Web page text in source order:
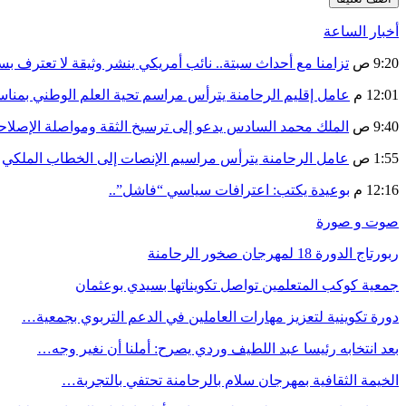
أخبار الساعة
9:20 ص تزامنا مع أحداث سبتة.. نائب أمريكي ينشر وثيقة لا تعترف
12:01 م عامل إقليم الرحامنة يترأس مراسم تحية العلم الوطني
9:40 ص الملك محمد السادس يدعو إلى ترسيخ الثقة ومواصلة
1:55 ص عامل الرحامنة يترأس مراسيم الإنصات إلى الخطاب الملكي
12:16 م بوعيدة يكتب: اعترافات سياسي “فاشل”..
صوت و صورة
ربورتاج الدورة 18 لمهرجان صخور الرحامنة
جمعية كوكب المتعلمين تواصل تكويناتها بسيدي بوعثمان
دورة تكوينية لتعزيز مهارات العاملين في الدعم التربوي بجمعية…
بعد انتخابه رئيسا عبد اللطيف وردي يصرح: أملنا أن نغير وجه…
الخيمة الثقافية بمهرجان سلام بالرحامنة تحتفي بالتجربة…